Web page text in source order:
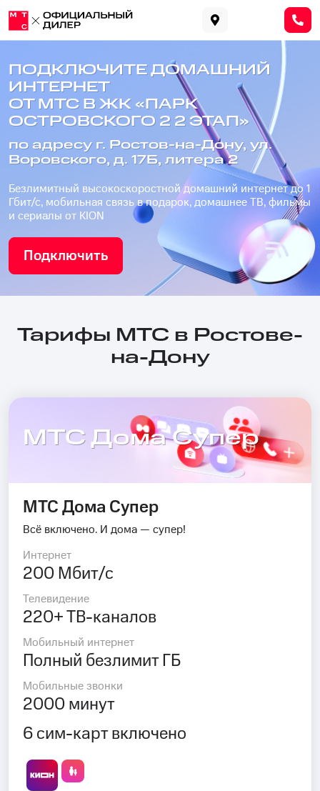
ПОДКЛЮЧИТЕ ДОМАШНИЙ
ИНТЕРНЕТ
ОТ МТС В ЖК «ПАРК
ОСТРОВСКОГО 2 2 ЭТАП»
по адресу г. Ростов-на-Дону, ул.
Воровского, д. 17Б, литера 2
Безлимитный высокоскоростной домашний интернет до 1
Гбит/с, мобильная связь в подарок, домашнее ТВ, фильмы
и сериалы от KION
Подключить
Тарифы МТС в Ростове-
на-Дону
МТС Дома Супер
МТС Дома Супер
Всё включено. И дома — супер!
Интернет
200 Мбит/с
Телевидение
220+ ТВ-каналов
Мобильный интернет
Полный безлимит ГБ
Мобильные звонки
2000 минут
6 сим-карт включено